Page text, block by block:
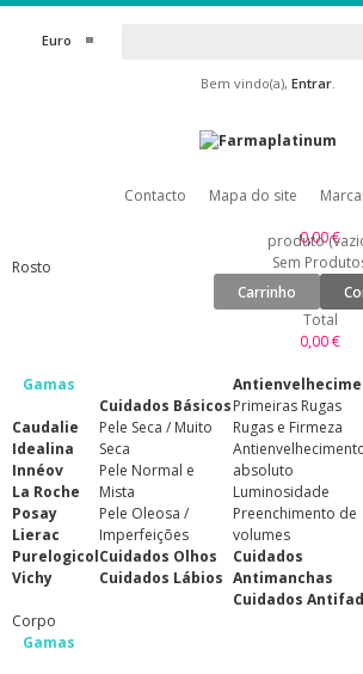
Euro
Bem vindo(a), Entrar.
Contacto Mapa do site
0,00 €
produto
Sem
Carrinho
Total
0,00 €
Rosto
Gamas
Caudalie
Idealina
Innéov
La Roche
Posay
Lierac
Purelogicol
Vichy
Cuidados Básicos
Pele Seca / Muito
Seca
Pele Normal e
Mista
Pele Oleosa /
Imperfeições
Cuidados Olhos
Cuidados Lábios
Primeiras Rugas
Rugas e Firmeza
absoluto
Luminosidade
Preenchimento de
volumes
Cuidados
Antimanchas
Cuidados
Corpo
Gamas